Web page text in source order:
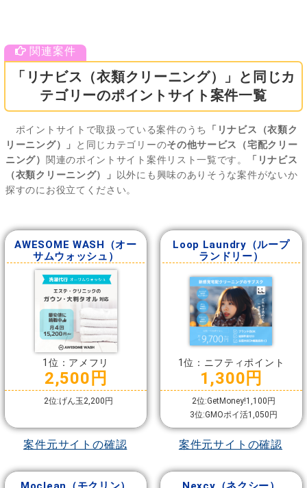
「リナビス（衣類クリーニング）」と同じカ
テゴリーのポイントサイト案件一覧
ポイントサイトで取扱っている案件のうち
「リナビス（衣類ク
リーニング）」
と同じカテゴリーのその他サービス（宅配クリー
ニング） 関連のポイントサイト案件リスト一覧です。
「リナビス
（衣類クリーニング）」
以外にも興味のありそうな案件がないか
探すのにお役立てください。
AWESOME WASH（オー
サムウォッシュ）
1位：アメフリ
2,500円
2位:げん玉2,200円
案件元サイトの確認
Loop Laundry（ループ
ランドリー）
1位：ニフティポイント
1,300円
2位:GetMoney!1,100円
3位:GMOポイ活1,050円
案件元サイトの確認